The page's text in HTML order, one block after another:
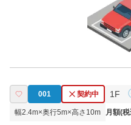
001 契約中 1F
幅2.4m×奥行5m×高さ 10m 月額(